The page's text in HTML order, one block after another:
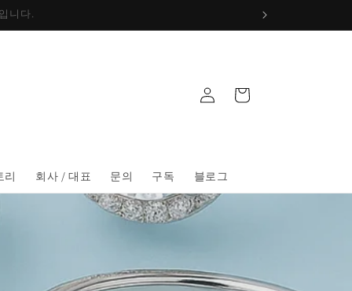
리 회사 / 대표 문의 구독 블로그
그
트